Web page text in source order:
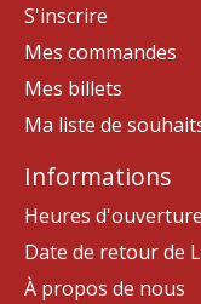
S'inscrire
Mes commandes
Mes billets
Ma liste de
Informations
Heures d'ouverture
Date de retour de
À propos de nous